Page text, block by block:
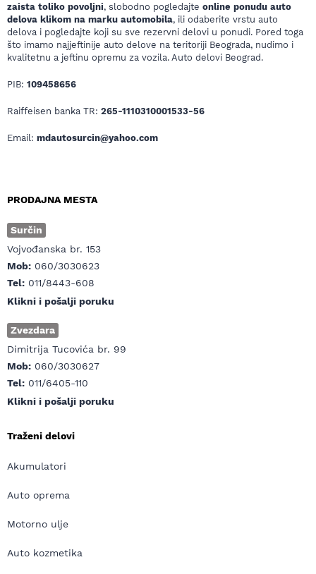
zaista toliko povoljni, slobodno pogledajte online ponudu auto
delova klikom na marku automobila, ili odaberite vrstu auto
delova i pogledajte koji su sve rezervni delovi u ponudi. Pored toga
što imamo najjeftinije auto delove na teritoriji Beograda, nudimo i
kvalitetnu a jeftinu opremu za vozila. Auto delovi Beograd.
PIB: 109458656
Raiffeisen banka TR: 265-1110310001533-56
Email: mdautosurcin@yahoo.com
PRODAJNA MESTA
Surčin
Vojvođanska br. 153
Mob: 060/3030623
Tel: 011/8443-608
Klikni i pošalji poruku
Zvezdara
Dimitrija Tucovića br. 99
Mob: 060/3030627
Tel: 011/6405-110
Klikni i pošalji poruku
Traženi delovi
Akumulatori
Auto oprema
Motorno ulje
Auto kozmetika